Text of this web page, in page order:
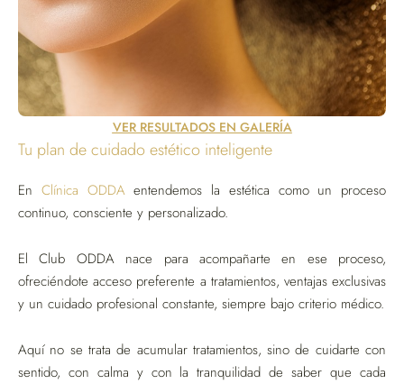
Tu plan de cuidado estético inteligente
En Clínica ODDAentendemos la estética como un proceso
continuo, consciente y personalizado.
El Club ODDA nace para acompañarte en ese proceso,
ofreciéndote acceso preferente a tratamientos, ventajas exclusivas
y un cuidado profesional constante, siempre bajo criterio médico.
Aquí no se trata de acumular tratamientos, sino de cuidarte con
sentido, con calma y con la tranquilidad de saber que cada
VER RESULTADOS EN GALERÍA